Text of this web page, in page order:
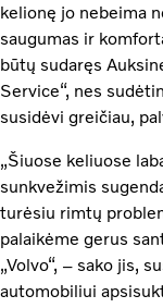
kelionę jo nebeima
saugumas ir
būtų sudaręs
Service“, nes
susidėvi greičiau,
„Šiuose keliuose
sunkvežimis
turėsiu rimtų
palaikėme gerus
„Volvo“, – sako jis,
automobiliui